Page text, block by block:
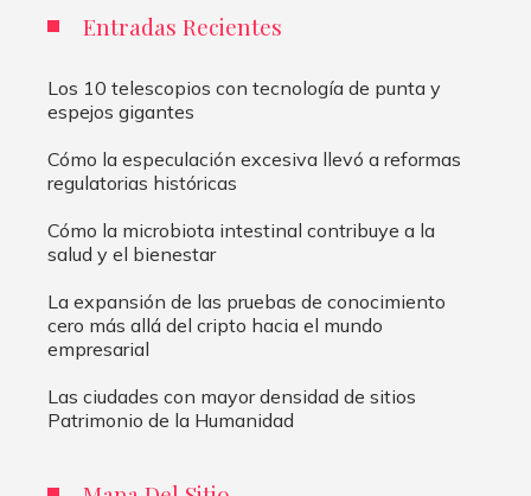
Entradas Recientes
Los 10 telescopios con tecnología de punta y
espejos gigantes
Cómo la especulación excesiva llevó a reformas
regulatorias históricas
Cómo la microbiota intestinal contribuye a la
salud y el bienestar
La expansión de las pruebas de conocimiento
cero más allá del cripto hacia el mundo
empresarial
Las ciudades con mayor densidad de sitios
Patrimonio de la Humanidad